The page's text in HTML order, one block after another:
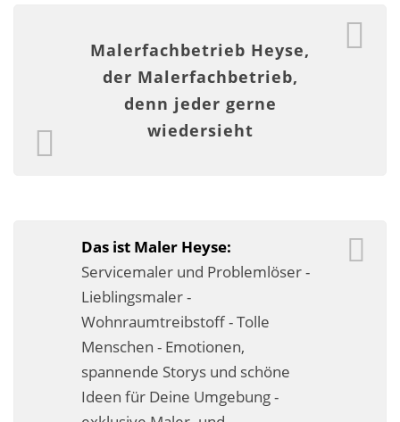
Leistungen ›
Altbausanierung
Der gesunde Raum
Echtmetalloptik
Fassadensanierung
Fugenlos
Malerfachbetrieb Heyse,
der Malerfachbetrieb,
denn jeder gerne
wiedersieht
Das ist Maler Heyse:
Servicemaler und Problemlöser -
Lieblingsmaler -
Wohnraumtreibstoff - Tolle
Menschen - Emotionen,
spannende Storys und schöne
Ideen für Deine Umgebung -